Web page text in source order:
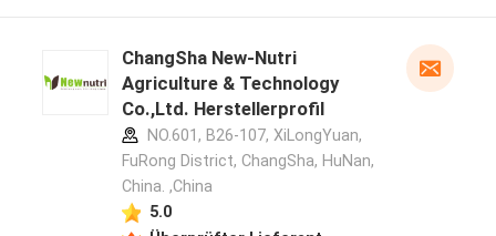
ChangSha New-Nutri
Agriculture & Technology
Co.,Ltd. Herstellerprofil
NO.601, B26-107, XiLongYuan,
FuRong District, ChangSha, HuNan,
China. ,China
5.0